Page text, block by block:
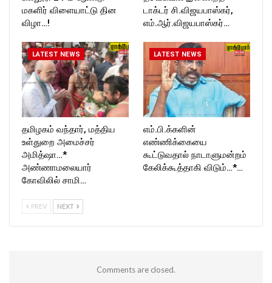
மகளிர் விளையாட்டு தின
விழா…!
டாக்டர் சி.விஜயபாஸ்கர்,
எம்.ஆர்.விஜயபாஸ்கர்…
LATEST NEWS
தமிழகம் வந்தார், மத்திய
உள்துறை அமைச்சர்
அமித்ஷா…*
அண்ணாமலையார்
கோவிலில் சாமி…
LATEST NEWS
எம்.பி.க்களின்
எண்ணிக்கையை
கூட்டுவதால் நாடாளுமன்றம்
கேலிக்கூத்தாகி விடும்…*…
PREV NEXT
Comments are closed.